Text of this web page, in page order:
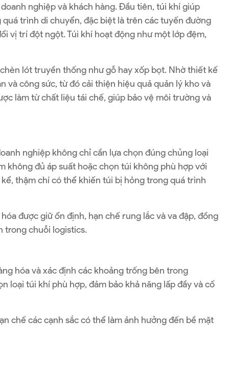
nghiệp và khách hàng. Đầu tiên, túi khí giúp
trình di chuyển, đặc biệt là trên các tuyến đường
vị trí đột ngột. Túi khí hoạt động như một lớp đệm,
lót truyền thống như gỗ hay xốp bọt. Nhờ thiết kế
và công sức, từ đó cải thiện hiệu quả quản lý kho và
làm từ chất liệu tái chế, giúp bảo vệ môi trường và
nghiệp không chỉ cần lựa chọn đúng chủng loại
không đủ áp suất hoặc chọn túi không phù hợp với
thậm chí có thể khiến túi bị hỏng trong quá trình
được giữ ổn định, hạn chế rung lắc và va đập, đồng
trong chuỗi logistics.
hóa và xác định các khoảng trống bên trong
loại túi khí phù hợp, đảm bảo khả năng lấp đầy và cố
chế các cạnh sắc có thể làm ảnh hưởng đến bề mặt